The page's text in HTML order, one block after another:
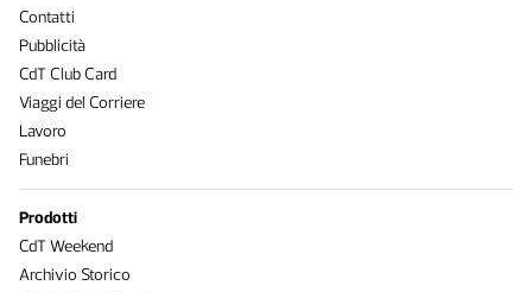
Contatti
Pubblicità
CdT Club Card
Viaggi del Corriere
Lavoro
Funebri
Prodotti
CdT Weekend
Archivio Storico